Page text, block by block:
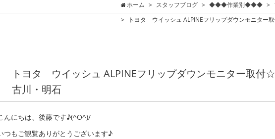
ホーム スタッフブログ ◆◆◆作業別◆◆◆
トヨタ ウイッシュ ALPINEフリップダウンモニター
トヨタ ウイッシュ ALPINEフリップダウンモニター取付
古川・明石
んにちは、後藤です♪(^O^)/
つもご観覧ありがとうございます♪